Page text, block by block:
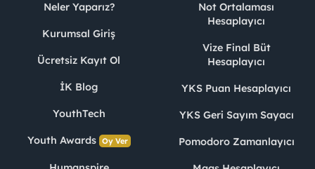
Neler Yaparız?
Kurumsal Giriş
Ücretsiz Kayıt Ol
İK Blog
YouthTech
Youth Awards Oy Ver
Not Ortalaması
Hesaplayıcı
Vize Final Büt
Hesaplayıcı
YKS Puan Hesaplayıcı
YKS Geri Sayım Sayacı
Pomodoro Zamanlayıcı